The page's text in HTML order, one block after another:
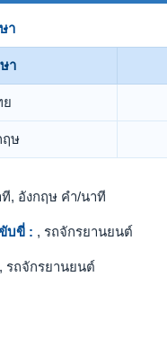
า
า
ย
ฤษ
, อังกฤษ คำ/นาที
บขี่ : , รถจักรยานยนต์
, รถจักรยานยนต์